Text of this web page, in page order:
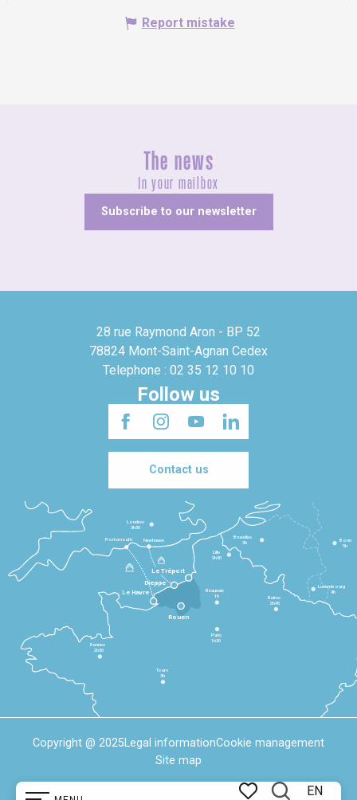
EN
Report mistake
The news
In your mailbox
Subscribe to our newsletter
28 rue Raymond Aron - BP 52
78824 Mont-Saint-Agnan Cedex
Telephone : 02 35 12 10 10
Follow us
Contact us
Le Havre
Dieppe
Le Tréport
Rennes
2h30
Tours
3h
Paris
1h30
Beauvais
1h
Reims
2h45
Lille
2h30
Bruxelles
3h
Londres
3h30
Newhaven
Portsmouth
Bonn
5h
Luxembourg
4h
Rouen
Copyright @ 2025Legal informationCookie management
Site map